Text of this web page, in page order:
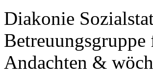
Diakonie
Andachten &